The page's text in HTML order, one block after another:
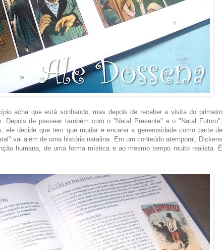
acha que está sonhando, mas depois de receber a visita do primeiro
Depois de passear também com o "Natal Presente" e o "Natal Futuro",
ele decide que tem que mudar e encarar a generosidade como parte de
vai além de uma história natalina. Em um conteúdo atemporal, Dickens
humana, de uma forma mística e ao mesmo tempo muito realista. É